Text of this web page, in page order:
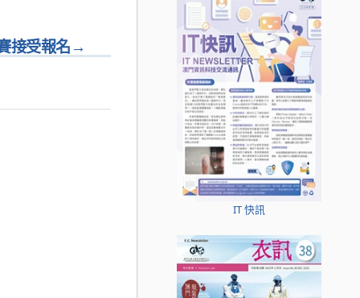
→
接受報名
IT 快訊